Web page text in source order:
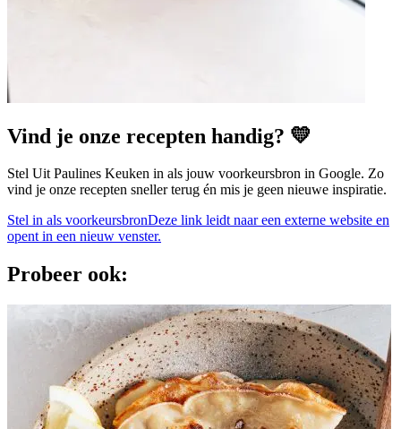
Vind je onze recepten handig? 💛
Stel Uit Paulines Keuken in als jouw voorkeursbron in Google. Zo
vind je onze recepten sneller terug én mis je geen nieuwe inspiratie.
Stel in als voorkeursbronDeze link leidt naar een externe website en
opent in een nieuw venster.
Probeer ook: